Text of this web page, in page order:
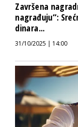
Završena
nagrađuju“:
dinara...
31/10/2025 | 14:00